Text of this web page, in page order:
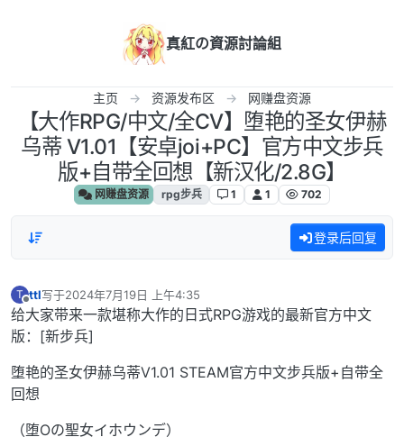
真紅の資源討論組
主页 资源发布区 网赚盘资源
【大作RPG/中文/全CV】堕艳的圣女伊赫
乌蒂 V1.01【安卓joi+PC】官方中文步兵
版+自带全回想【新汉化/2.8G】
网赚盘资源 rpg步兵 1 1 702
登录后回复
T
离线
ttl写于2024年7月19日 上午4:35
最后由 编辑
给大家带来一款堪称大作的日式RPG游戏的最新官方中文
版：[新步兵]
堕艳的圣女伊赫乌蒂V1.01 STEAM官方中文步兵版+自带全
回想
（堕Oの聖女イホウンデ）